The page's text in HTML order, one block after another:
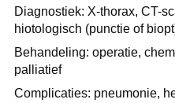
Diagnostiek: X-thorax, CT-
hiotologisch (punctie of
Behandeling: operatie,
palliatief
Complicaties: pneumonie,